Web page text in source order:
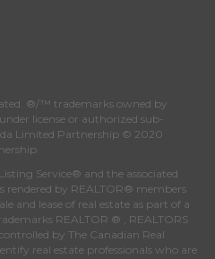
®/™ trademarks owned by
license or authorized sub-
Limited Partnership © 2020
Service® and the associated
rendered by REALTOR® members
and lease of real estate as part of a
REALTOR ® , REALTORS
by The Canadian Real
real estate professionals who are